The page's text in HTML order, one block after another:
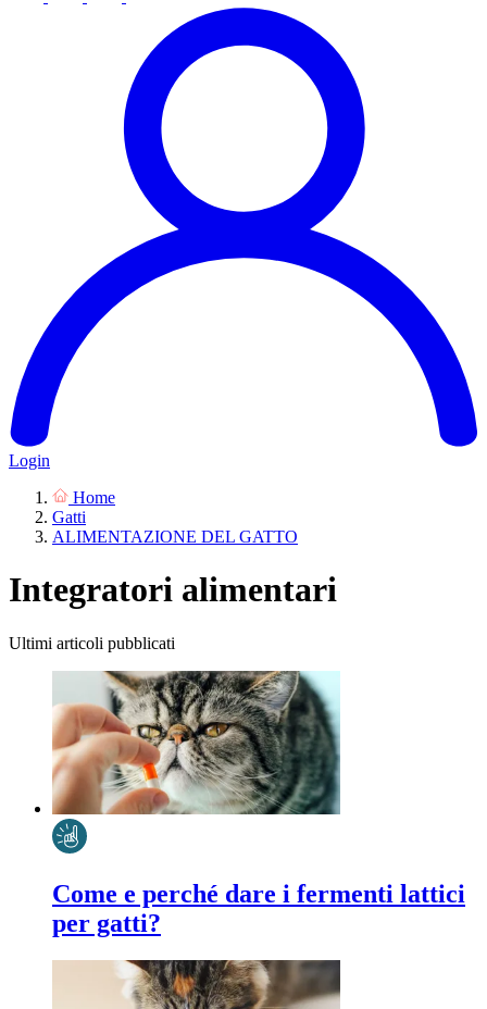
Login
Home
Gatti
ALIMENTAZIONE DEL GATTO
Integratori alimentari
Ultimi articoli pubblicati
Come e perché dare i fermenti lattici
per gatti?